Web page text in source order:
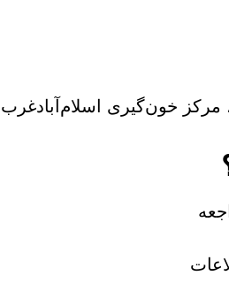
خون‌گیری اسلام‌آبادغرب